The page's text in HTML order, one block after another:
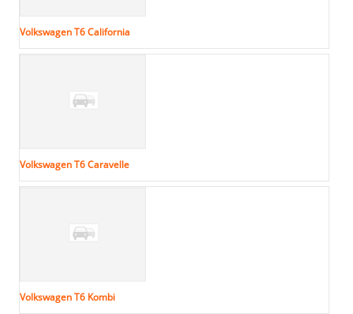
Volkswagen T6 California
Volkswagen T6 Caravelle
Volkswagen T6 Kombi